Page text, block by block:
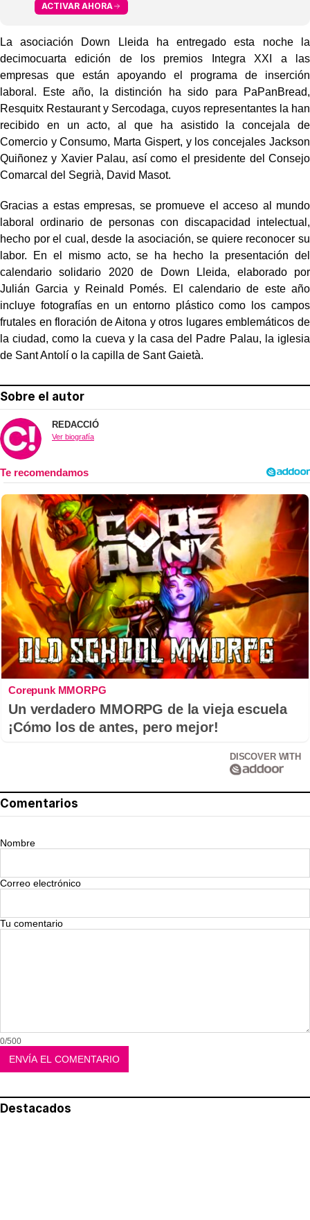
ACTIVAR AHORA
La asociación Down Lleida ha entregado esta noche la
decimocuarta edición de los premios Integra XXI a las
empresas que están apoyando el programa de inserción
laboral. Este año, la distinción ha sido para PaPanBread,
Resquitx Restaurant y Sercodaga, cuyos representantes la han
recibido en un acto, al que ha asistido la concejala de
Comercio y Consumo, Marta Gispert, y los concejales Jackson
Quiñonez y Xavier Palau, así como el presidente del Consejo
Comarcal del Segrià, David Masot.
Gracias a estas empresas, se promueve el acceso al mundo
laboral ordinario de personas con discapacidad intelectual,
hecho por el cual, desde la asociación, se quiere reconocer su
labor. En el mismo acto, se ha hecho la presentación del
calendario solidario 2020 de Down Lleida, elaborado por
Julián Garcia y Reinald Pomés. El calendario de este año
incluye fotografías en un entorno plástico como los campos
frutales en floración de Aitona y otros lugares emblemáticos de
la ciudad, como la cueva y la casa del Padre Palau, la iglesia
de Sant Antolí o la capilla de Sant Gaietà.
Sobre el autor
REDACCIÓ
Ver biografía
Corepunk MMORPG
Un verdadero MMORPG de la vieja escuela
¡Cómo los de antes, pero mejor!
DISCOVER WITH
Comentarios
Nombre
Correo electrónico
Tu comentario
0/500
Destacados